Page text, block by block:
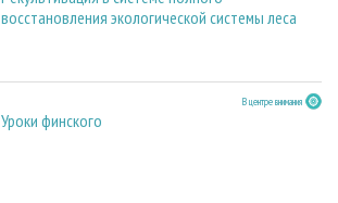
восстановления экологической системы леса
В центре внимания
Уроки финского